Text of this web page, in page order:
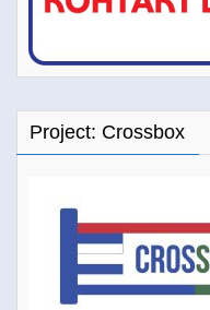
Project: Crossbox